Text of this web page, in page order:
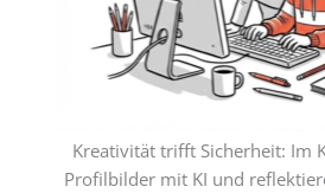
Kreativität trifft Sicherheit: Im
Profilbilder mit KI und